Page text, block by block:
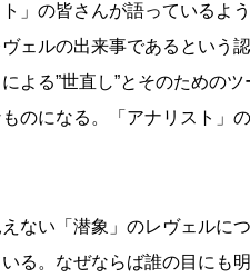
」の皆さんが語っているよ
ェルの出来事であるという
よる”世直し”とそのための
のになる。「アナリスト」
ない「潜象」のレヴェルに
る。なぜならば誰の目にも